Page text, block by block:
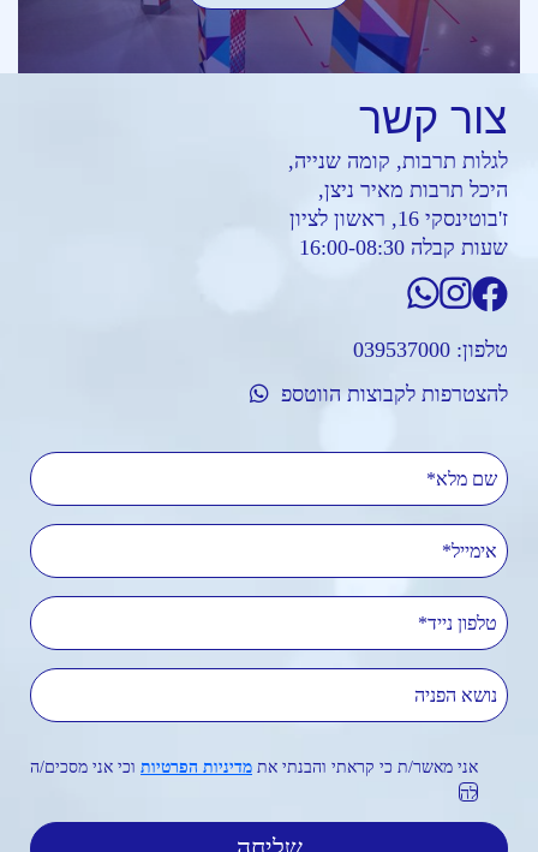
צור קשר
לגלות תרבות, קומה שנייה,
היכל תרבות מאיר ניצן,
ז'בוטינסקי 16, ראשון לציון
שעות קבלה 16:00-08:30
טלפון: 039537000
להצטרפות לקבוצות הווטספ
שם מלא
אימייל
טלפון נייד
נושא הפניה
אני מאשר/ת כי קראתי והבנתי את מדיניות הפרטיות וכי אני מסכים/ה
לה